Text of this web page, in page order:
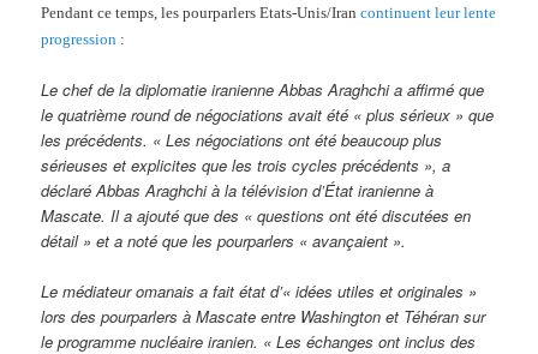
Pendant ce temps, les pourparlers Etats-Unis/Irancontinuent leur lente
progression :
Le chef de la diplomatie iranienne Abbas Araghchi a affirmé que
le quatrième round de négociations avait été « plus sérieux » que
les précédents. « Les négociations ont été beaucoup plus
sérieuses et explicites que les trois cycles précédents », a
déclaré Abbas Araghchi à la télévision d’État iranienne à
Mascate. Il a ajouté que des « questions ont été discutées en
détail » et a noté que les pourparlers « avançaient ».
Le médiateur omanais a fait état d’« idées utiles et originales »
lors des pourparlers à Mascate entre Washington et Téhéran sur
le programme nucléaire iranien. « Les échanges ont inclus des